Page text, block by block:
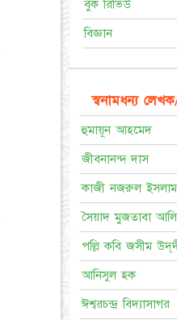
বুক রিভিউ
বিজ্ঞান
স্বনামধন্য
হুমায়ূন আহমেদ
জীবনানন্দ দাস
কাজী নজরুল ইসলাম
সৈয়াদ মুজতাবা আলি
পল্লি কবি জসীম
আনিসুল হক
ঈশ্বরচন্দ্র বিদ্যাসাগর